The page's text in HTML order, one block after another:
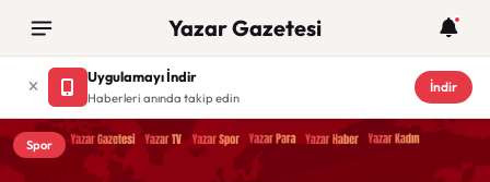
Yazar Gazetesi
Uygulamayı İndir
Haberleri anında takip edin
İndir
Spor